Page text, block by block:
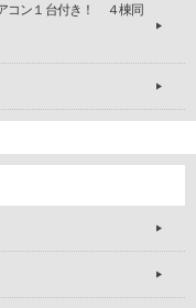
アコン１台付き！ ４棟同